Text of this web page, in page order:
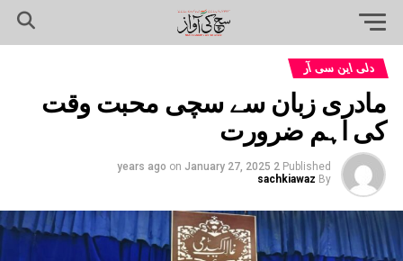
دلی این سی آر
مادری زبان سے سچی محبت وقت
کی اہم ضرورت
Published
2 years ago
on January 27, 2025
By
sachkiawaz